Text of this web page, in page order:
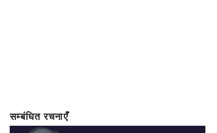
सम्बंधित रचनाएँ